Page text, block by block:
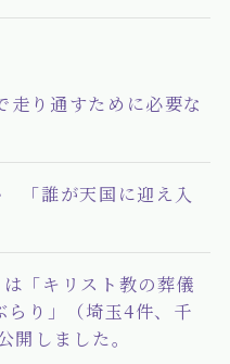
り通すために必要な
「誰が天国に迎え入
「キリスト教の葬儀
らり」（埼玉4件、千
しました。